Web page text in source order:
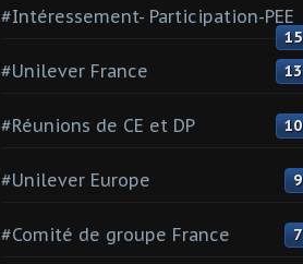
#Intéressement- Participation-PEE
15
#Unilever France 13
#Réunions de CE et DP 10
#Unilever Europe 9
#Comité de groupe France 7